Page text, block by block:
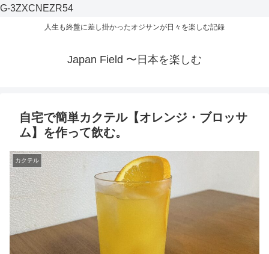
G-3ZXCNEZR54
人生も終盤に差し掛かったオジサンが日々を楽しむ記録
Japan Field 〜日本を楽しむ
自宅で簡単カクテル【オレンジ・ブロッサ
ム】を作って飲む。
カクテル